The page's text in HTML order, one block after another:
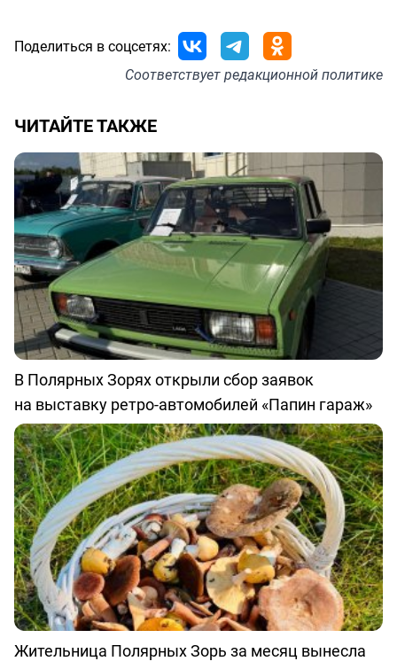
Поделиться в соцсетях:
Соответствуетредакционной политике
ЧИТАЙТЕ ТАКЖЕ
В Полярных Зорях открыли сбор заявок
на выставку ретро-автомобилей «Папин гараж»
Жительница Полярных Зорь за месяц вынесла